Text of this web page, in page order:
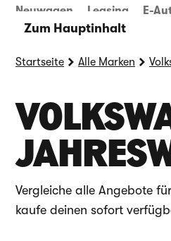
Zum Hauptinhalt
Neuwagen Leasing E-
Startseite Alle Marken
Vergleiche alle Angebote
kaufe deinen sofort